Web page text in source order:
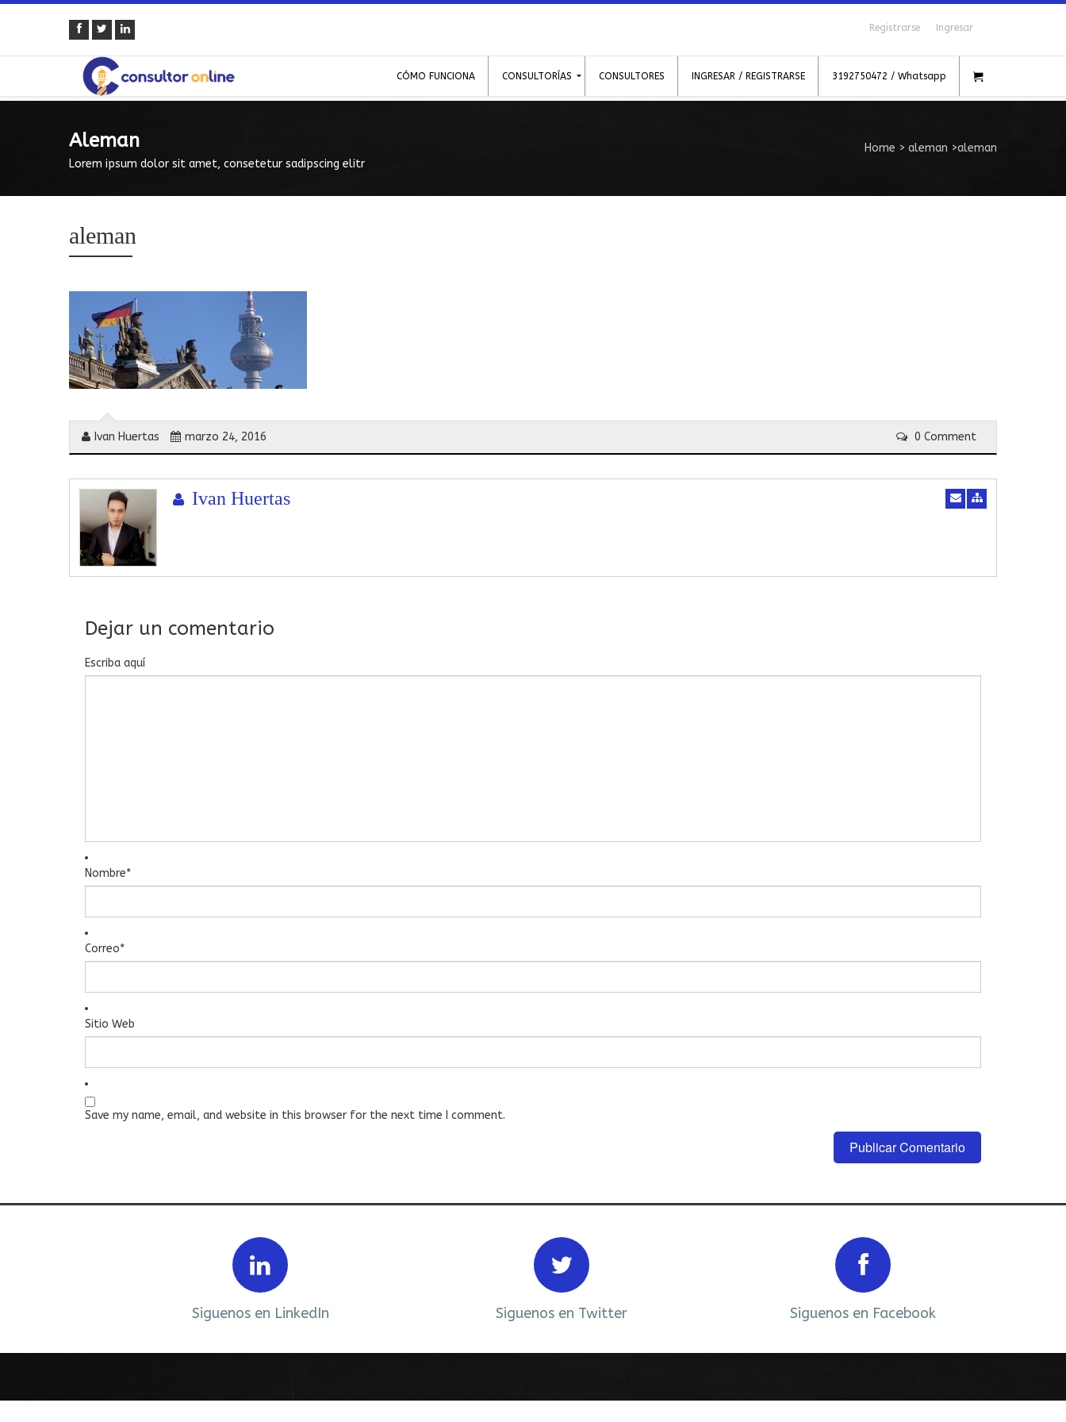
Registrarse Ingresar
CÓMO FUNCIONA CONSULTORÍAS CONSULTORES INGRESAR / REGISTRARSE 3192750472 / Whatsapp
Aleman
Lorem ipsum dolor sit amet, consetetur sadipscing elitr
Home > aleman >aleman
aleman
Ivan Huertas marzo 24, 2016 0 Comment
Ivan Huertas
Dejar un comentario
Escriba aquí
Nombre*
Correo*
Sitio Web
Save my name, email, and website in this browser for the next time I comment.
Siguenos en LinkedIn Siguenos en Twitter Siguenos en Facebook